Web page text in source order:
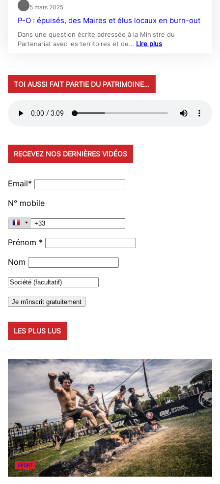
5 mars 2025
P-O : épuisés, des Maires et élus locaux en burn-out
Dans une question écrite adressée à la Ministre du
Partenariat avec les territoires et de… Lire plus
TOI AUSSI FAIT PARTIE DU PATRIMOINE…
RECEVEZ NOS DERNIÈRES VIDÉOS
Email*
N° mobile
Prénom *
Nom
LES PLUS LUS
SPORT